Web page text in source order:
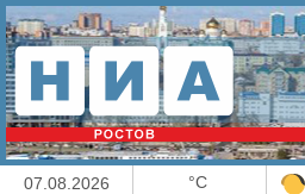
07.08.2026 °C